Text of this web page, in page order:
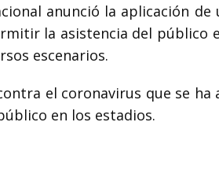
anunció la aplicación
la asistencia del público
escenarios.
el coronavirus que se
en los estadios.